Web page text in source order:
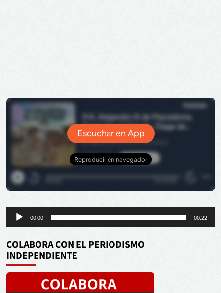
Reproductor
de
audio
00:00 00:22
COLABORA CON EL PERIODISMO
INDEPENDIENTE